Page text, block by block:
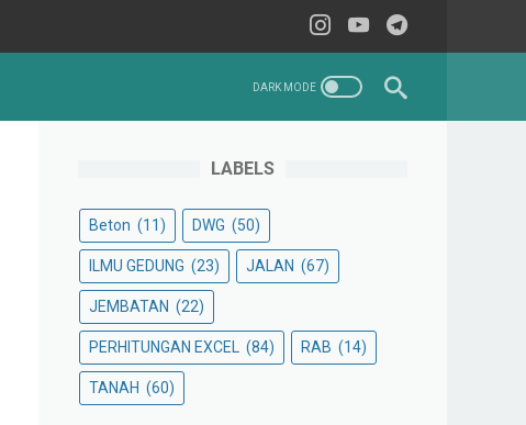
LABELS
Beton (11) DWG (50)
ILMU GEDUNG (23) JALAN (67)
JEMBATAN (22)
PERHITUNGAN EXCEL (84) RAB (14)
TANAH (60)